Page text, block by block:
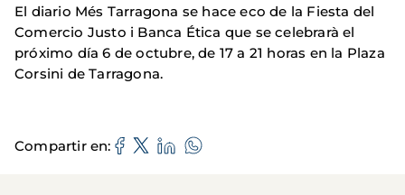
El diario Més Tarragona se hace eco de la Fiesta del
Comercio Justo i Banca Ética que se celebrarà el
próximo día 6 de octubre, de 17 a 21 horas en la Plaza
Corsini de Tarragona.
Compartir en